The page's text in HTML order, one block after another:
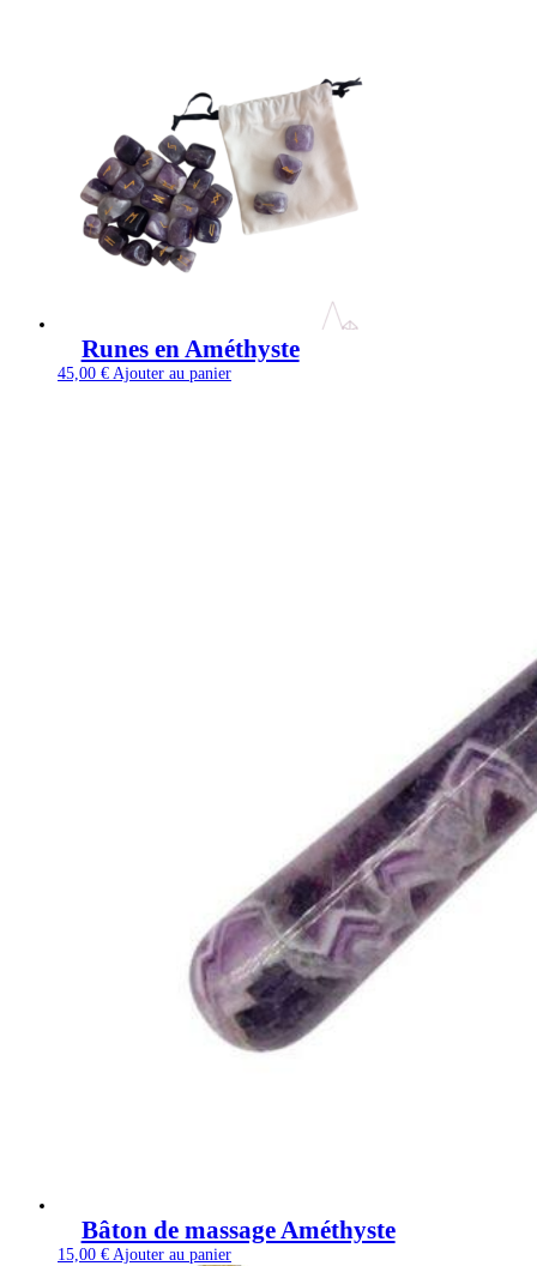
Runes en Améthyste
45,00 € Ajouter au panier
Bâton de massage Améthyste
15,00 € Ajouter au panier